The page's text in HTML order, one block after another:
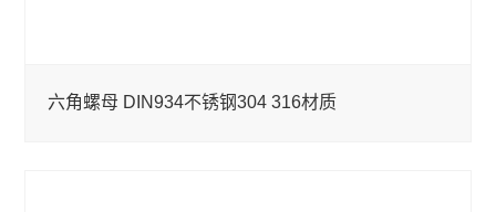
六角螺母 DIN934不锈钢304 316材质